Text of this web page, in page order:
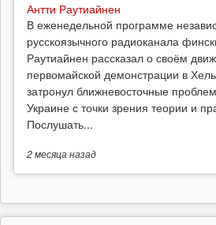
Антти Раутиайнен
В еженедельной программе
русскоязычного радиоканала
Раутиайнен рассказал о своём
первомайской демонстрации в
затронул ближневосточные
Украине с точки зрения теории и
Послушать...
2 месяцаназад